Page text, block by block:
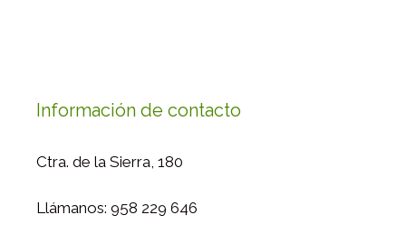
Información de contacto
Ctra. de la Sierra, 180
Llámanos: 958 229 646